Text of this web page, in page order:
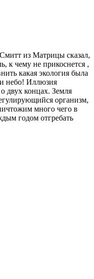
из Матрицы сказал,
к чему не прикоснется ,
какая экология была
и небо! Иллюзия
двух концах. Земля
организм,
много чего в
годом отгребать